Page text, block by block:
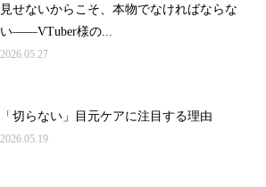
見せないからこそ、本物でなければならな
い――VTuber様の...
2026.05.27
「切らない」目元ケアに注目する理由
2026.05.19